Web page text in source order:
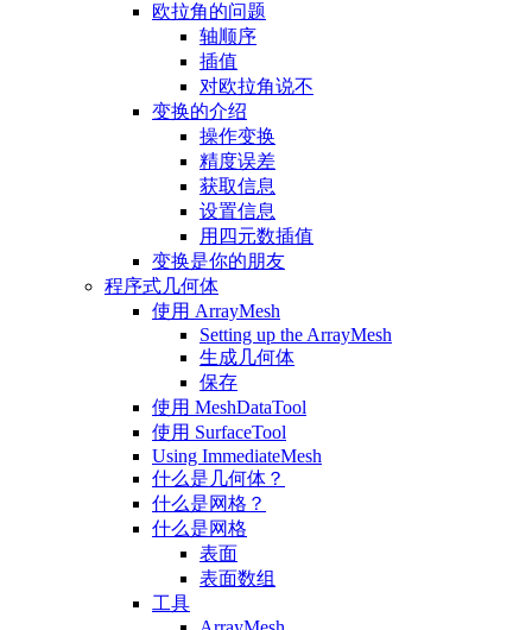
欧拉角的问题
轴顺序
插值
对欧拉角说不
变换的介绍
操作变换
精度误差
获取信息
设置信息
用四元数插值
变换是你的朋友
程序式几何体
使用 ArrayMesh
Setting up the ArrayMesh
生成几何体
保存
使用 MeshDataTool
使用 SurfaceTool
Using ImmediateMesh
什么是几何体？
什么是网格？
什么是网格
表面
表面数组
工具